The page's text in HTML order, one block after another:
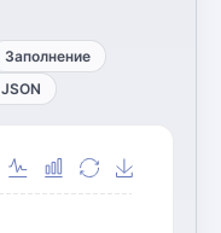
Заполнение
JSON